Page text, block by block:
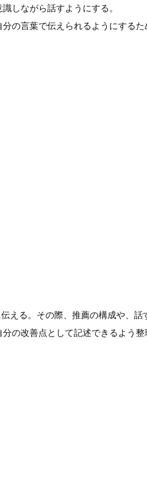
しながら話すようにする。
の言葉で伝えられるようにする
る。その際、推薦の構成や、話
の改善点として記述できるよう整